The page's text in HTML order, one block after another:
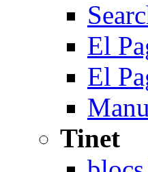
El
El
Tinet